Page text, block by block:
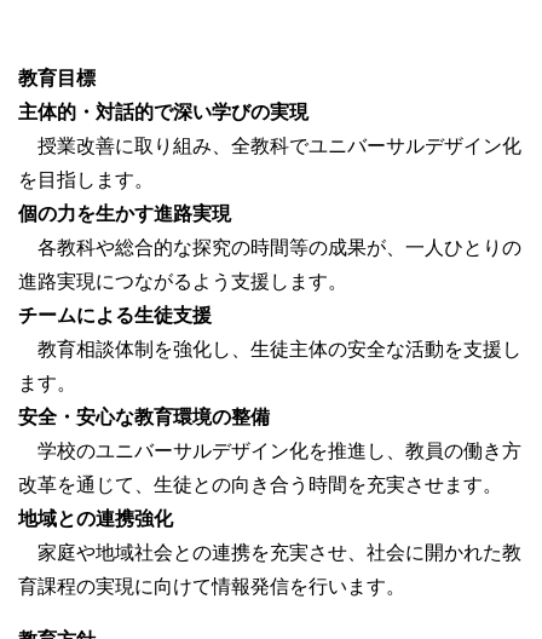
教育目標
主体的・対話的で深い学びの実現
授業改善に取り組み、全教科でユニバーサルデザイン化
を目指します。
個の力を生かす進路実現
各教科や総合的な探究の時間等の成果が、一人ひとりの
進路実現につながるよう支援します。
チームによる生徒支援
教育相談体制を強化し、生徒主体の安全な活動を支援し
ます。
安全・安心な教育環境の整備
学校のユニバーサルデザイン化を推進し、教員の働き方
改革を通じて、生徒との向き合う時間を充実させます。
地域との連携強化
家庭や地域社会との連携を充実させ、社会に開かれた教
育課程の実現に向けて情報発信を行います。